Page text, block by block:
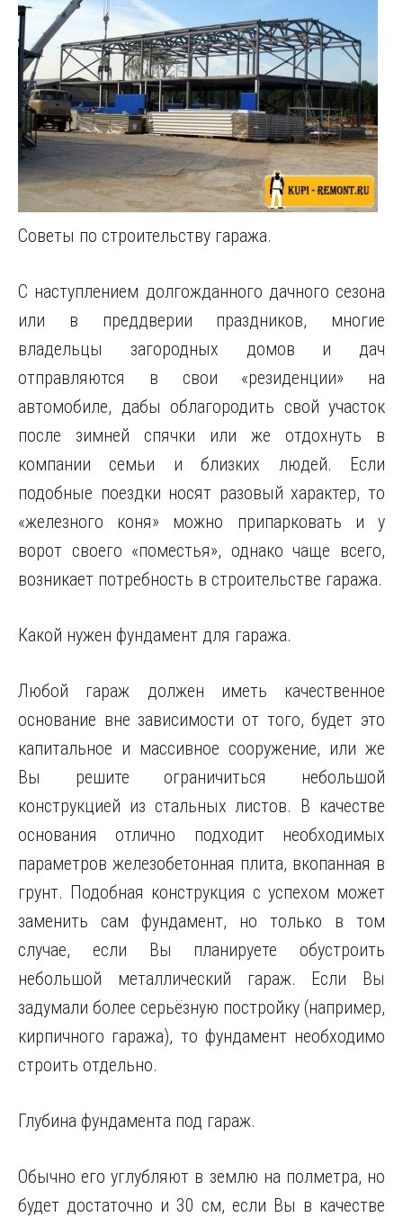
Советы по строительству гаража.
С наступлением долгожданного дачного сезона
или в преддверии праздников, многие
владельцы загородных домов и дач
отправляются в свои «резиденции» на
автомобиле, дабы облагородить свой участок
после зимней спячки или же отдохнуть в
компании семьи и близких людей. Если
подобные поездки носят разовый характер, то
«железного коня» можно припарковать и у
ворот своего «поместья», однако чаще всего,
возникает потребность в строительстве гаража.
Какой нужен фундамент для гаража.
Любой гараж должен иметь качественное
основание вне зависимости от того, будет это
капитальное и массивное сооружение, или же
Вы решите ограничиться небольшой
конструкцией из стальных листов. В качестве
основания отлично подходит необходимых
параметров железобетонная плита, вкопанная в
грунт. Подобная конструкция с успехом может
заменить сам фундамент, но только в том
случае, если Вы планируете обустроить
небольшой металлический гараж. Если Вы
задумали более серьёзную постройку (например,
кирпичного гаража), то фундамент необходимо
строить отдельно.
Глубина фундамента под гараж.
Обычно его углубляют в землю на полметра, но
будет достаточно и 30 см, если Вы в качестве